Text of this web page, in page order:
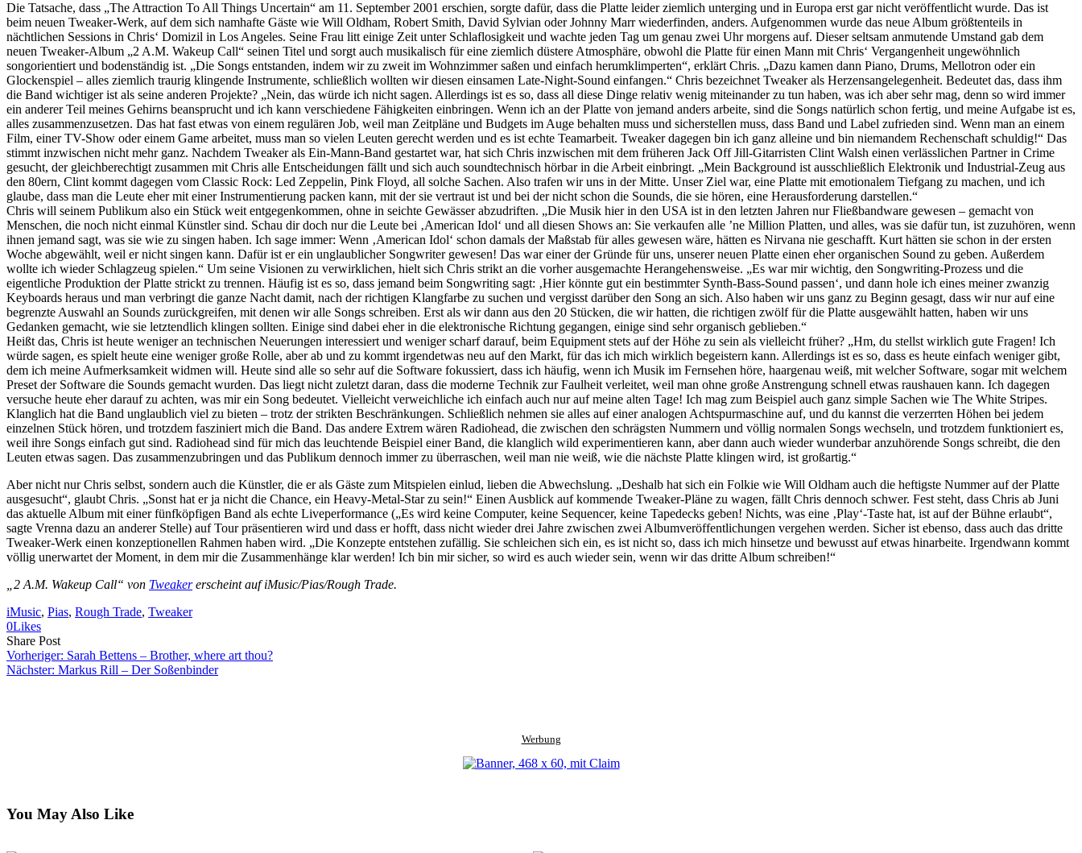
Die Tatsache, dass „The Attraction To All Things Uncertain“ am 11. September 2001 erschien, sorgte dafür, dass die Platte leider ziemlich unterging und in Europa erst gar nicht veröffentlicht wurde. Das ist
beim neuen Tweaker-Werk, auf dem sich namhafte Gäste wie Will Oldham, Robert Smith, David Sylvian oder Johnny Marr wiederfinden, anders. Aufgenommen wurde das neue Album größtenteils in
nächtlichen Sessions in Chris‘ Domizil in Los Angeles. Seine Frau litt einige Zeit unter Schlaflosigkeit und wachte jeden Tag um genau zwei Uhr morgens auf. Dieser seltsam anmutende Umstand gab dem
neuen Tweaker-Album „2 A.M. Wakeup Call“ seinen Titel und sorgt auch musikalisch für eine ziemlich düstere Atmosphäre, obwohl die Platte für einen Mann mit Chris‘ Vergangenheit ungewöhnlich
songorientiert und bodenständig ist. „Die Songs entstanden, indem wir zu zweit im Wohnzimmer saßen und einfach herumklimperten“, erklärt Chris. „Dazu kamen dann Piano, Drums, Mellotron oder ein
Glockenspiel – alles ziemlich traurig klingende Instrumente, schließlich wollten wir diesen einsamen Late-Night-Sound einfangen.“ Chris bezeichnet Tweaker als Herzensangelegenheit. Bedeutet das, dass ihm
die Band wichtiger ist als seine anderen Projekte? „Nein, das würde ich nicht sagen. Allerdings ist es so, dass all diese Dinge relativ wenig miteinander zu tun haben, was ich aber sehr mag, denn so wird immer
ein anderer Teil meines Gehirns beansprucht und ich kann verschiedene Fähigkeiten einbringen. Wenn ich an der Platte von jemand anders arbeite, sind die Songs natürlich schon fertig, und meine Aufgabe ist es,
alles zusammenzusetzen. Das hat fast etwas von einem regulären Job, weil man Zeitpläne und Budgets im Auge behalten muss und sicherstellen muss, dass Band und Label zufrieden sind. Wenn man an einem
Film, einer TV-Show oder einem Game arbeitet, muss man so vielen Leuten gerecht werden und es ist echte Teamarbeit. Tweaker dagegen bin ich ganz alleine und bin niemandem Rechenschaft schuldig!“ Das
stimmt inzwischen nicht mehr ganz. Nachdem Tweaker als Ein-Mann-Band gestartet war, hat sich Chris inzwischen mit dem früheren Jack Off Jill-Gitarristen Clint Walsh einen verlässlichen Partner in Crime
gesucht, der gleichberechtigt zusammen mit Chris alle Entscheidungen fällt und sich auch soundtechnisch hörbar in die Arbeit einbringt. „Mein Background ist ausschließlich Elektronik und Industrial-Zeug aus
den 80ern, Clint kommt dagegen vom Classic Rock: Led Zeppelin, Pink Floyd, all solche Sachen. Also trafen wir uns in der Mitte. Unser Ziel war, eine Platte mit emotionalem Tiefgang zu machen, und ich
glaube, dass man die Leute eher mit einer Instrumentierung packen kann, mit der sie vertraut ist und bei der nicht schon die Sounds, die sie hören, eine Herausforderung darstellen.“
Chris will seinem Publikum also ein Stück weit entgegenkommen, ohne in seichte Gewässer abzudriften. „Die Musik hier in den USA ist in den letzten Jahren nur Fließbandware gewesen – gemacht von
Menschen, die noch nicht einmal Künstler sind. Schau dir doch nur die Leute bei ‚American Idol‘ und all diesen Shows an: Sie verkaufen alle ’ne Million Platten, und alles, was sie dafür tun, ist zuzuhören, wenn
ihnen jemand sagt, was sie wie zu singen haben. Ich sage immer: Wenn ‚American Idol‘ schon damals der Maßstab für alles gewesen wäre, hätten es Nirvana nie geschafft. Kurt hätten sie schon in der ersten
Woche abgewählt, weil er nicht singen kann. Dafür ist er ein unglaublicher Songwriter gewesen! Das war einer der Gründe für uns, unserer neuen Platte einen eher organischen Sound zu geben. Außerdem
wollte ich wieder Schlagzeug spielen.“ Um seine Visionen zu verwirklichen, hielt sich Chris strikt an die vorher ausgemachte Herangehensweise. „Es war mir wichtig, den Songwriting-Prozess und die
eigentliche Produktion der Platte strickt zu trennen. Häufig ist es so, dass jemand beim Songwriting sagt: ‚Hier könnte gut ein bestimmter Synth-Bass-Sound passen‘, und dann hole ich eines meiner zwanzig
Keyboards heraus und man verbringt die ganze Nacht damit, nach der richtigen Klangfarbe zu suchen und vergisst darüber den Song an sich. Also haben wir uns ganz zu Beginn gesagt, dass wir nur auf eine
begrenzte Auswahl an Sounds zurückgreifen, mit denen wir alle Songs schreiben. Erst als wir dann aus den 20 Stücken, die wir hatten, die richtigen zwölf für die Platte ausgewählt hatten, haben wir uns
Gedanken gemacht, wie sie letztendlich klingen sollten. Einige sind dabei eher in die elektronische Richtung gegangen, einige sind sehr organisch geblieben.“
Heißt das, Chris ist heute weniger an technischen Neuerungen interessiert und weniger scharf darauf, beim Equipment stets auf der Höhe zu sein als vielleicht früher? „Hm, du stellst wirklich gute Fragen! Ich
würde sagen, es spielt heute eine weniger große Rolle, aber ab und zu kommt irgendetwas neu auf den Markt, für das ich mich wirklich begeistern kann. Allerdings ist es so, dass es heute einfach weniger gibt,
dem ich meine Aufmerksamkeit widmen will. Heute sind alle so sehr auf die Software fokussiert, dass ich häufig, wenn ich Musik im Fernsehen höre, haargenau weiß, mit welcher Software, sogar mit welchem
Preset der Software die Sounds gemacht wurden. Das liegt nicht zuletzt daran, dass die moderne Technik zur Faulheit verleitet, weil man ohne große Anstrengung schnell etwas raushauen kann. Ich dagegen
versuche heute eher darauf zu achten, was mir ein Song bedeutet. Vielleicht verweichliche ich einfach auch nur auf meine alten Tage! Ich mag zum Beispiel auch ganz simple Sachen wie The White Stripes.
Klanglich hat die Band unglaublich viel zu bieten – trotz der strikten Beschränkungen. Schließlich nehmen sie alles auf einer analogen Achtspurmaschine auf, und du kannst die verzerrten Höhen bei jedem
einzelnen Stück hören, und trotzdem fasziniert mich die Band. Das andere Extrem wären Radiohead, die zwischen den schrägsten Nummern und völlig normalen Songs wechseln, und trotzdem funktioniert es,
weil ihre Songs einfach gut sind. Radiohead sind für mich das leuchtende Beispiel einer Band, die klanglich wild experimentieren kann, aber dann auch wieder wunderbar anzuhörende Songs schreibt, die den
Leuten etwas sagen. Das zusammenzubringen und das Publikum dennoch immer zu überraschen, weil man nie weiß, wie die nächste Platte klingen wird, ist großartig.“
Aber nicht nur Chris selbst, sondern auch die Künstler, die er als Gäste zum Mitspielen einlud, lieben die Abwechslung. „Deshalb hat sich ein Folkie wie Will Oldham auch die heftigste Nummer auf der Platte
ausgesucht“, glaubt Chris. „Sonst hat er ja nicht die Chance, ein Heavy-Metal-Star zu sein!“ Einen Ausblick auf kommende Tweaker-Pläne zu wagen, fällt Chris dennoch schwer. Fest steht, dass Chris ab Juni
das aktuelle Album mit einer fünfköpfigen Band als echte Liveperformance („Es wird keine Computer, keine Sequencer, keine Tapedecks geben! Nichts, was eine ‚Play‘-Taste hat, ist auf der Bühne erlaubt“,
sagte Vrenna dazu an anderer Stelle) auf Tour präsentieren wird und dass er hofft, dass nicht wieder drei Jahre zwischen zwei Albumveröffentlichungen vergehen werden. Sicher ist ebenso, dass auch das dritte
Tweaker-Werk einen konzeptionellen Rahmen haben wird. „Die Konzepte entstehen zufällig. Sie schleichen sich ein, es ist nicht so, dass ich mich hinsetze und bewusst auf etwas hinarbeite. Irgendwann kommt
völlig unerwartet der Moment, in dem mir die Zusammenhänge klar werden! Ich bin mir sicher, so wird es auch wieder sein, wenn wir das dritte Album schreiben!“
„2 A.M. Wakeup Call“ von Tweakererscheint auf iMusic/Pias/Rough Trade.
iMusic, Pias, Rough Trade, Tweaker
0Likes
Share PostShare
on
Facebook
Copy
URL
to
Send
Link
via
Vorheriger: Sarah Bettens – Brother, where art thou?
Nächster: Markus Rill – Der Soßenbinder
Werbung
You May Also Like